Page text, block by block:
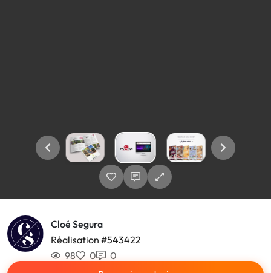
Cloé Segura
Réalisation #543422
98
0
0